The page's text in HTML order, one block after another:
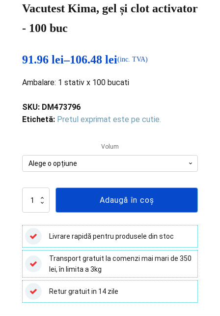
Vacutest Kima, gel și clot activator
- 100 buc
91.96 lei–106.48 lei
de
prețuri:
91.96 lei
la
(inc. TVA)
Ambalare: 1 stativ x 100 bucati
SKU: DM473796
Etichetă: Pretul exprimat este pe cutie.
Volum
Cantitate
Vacutest
Kima,
gel
și
clot
activator
-
100
buc
Adaugă în coș
Livrare rapidă pentru produsele din stoc
Transport gratuit la comenzi mai mari de 350
lei, în limita a 3kg
Retur gratuit in 14 zile